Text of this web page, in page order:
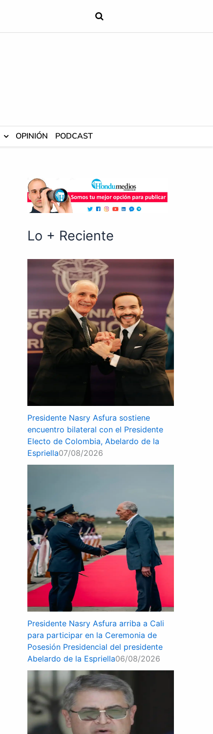
OPINIÓN PODCAST
Lo + Reciente
Presidente Nasry Asfura sostiene
encuentro bilateral con el Presidente
Electo de Colombia, Abelardo de la
Espriella07/08/2026
Presidente Nasry Asfura arriba a Cali
para participar en la Ceremonia de
Posesión Presidencial del presidente
Abelardo de la Espriella06/08/2026